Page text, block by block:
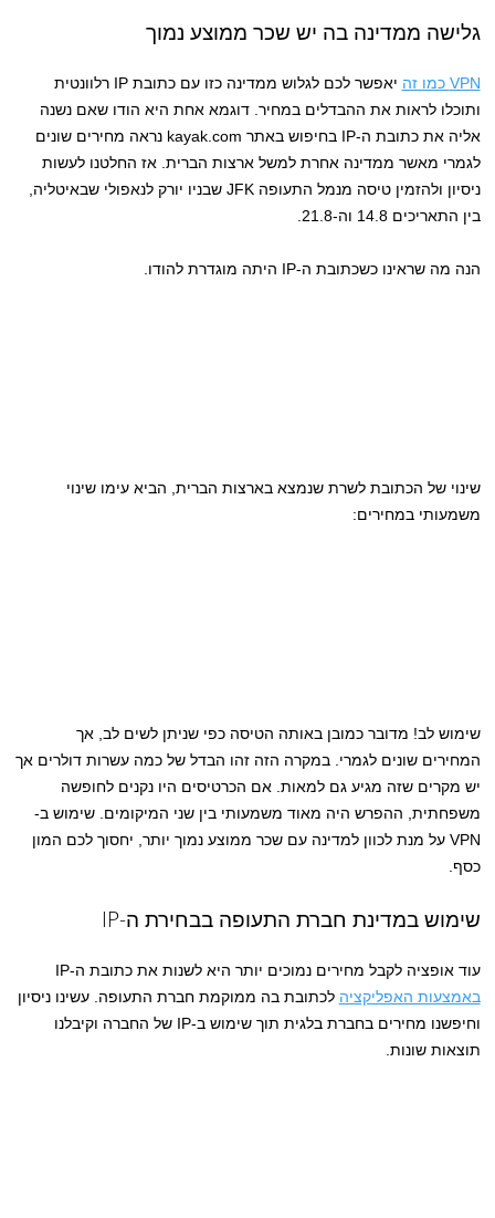
גלישה ממדינה בה יש שכר ממוצע נמוך
VPN כמו זה
יאפשר לכם לגלוש ממדינה כזו עם כתובת IP רלוונטית
ותוכלו לראות את ההבדלים במחיר. דוגמא אחת היא הודו שאם נשנה
אליה את כתובת ה-IP בחיפוש באתר kayak.com נראה מחירים שונים
לגמרי מאשר ממדינה אחרת למשל ארצות הברית. אז החלטנו לעשות
ניסיון ולהזמין טיסה מנמל התעופה JFK שבניו יורק לנאפולי שבאיטליה,
בין התאריכים 14.8 וה-21.8.
הנה מה שראינו כשכתובת ה-IP היתה מוגדרת להודו.
שינוי של הכתובת לשרת שנמצא בארצות הברית, הביא עימו שינוי
משמעותי במחירים:
שימוש לב! מדובר כמובן באותה הטיסה כפי שניתן לשים לב, אך
המחירים שונים לגמרי. במקרה הזה זהו הבדל של כמה עשרות דולרים אך
יש מקרים שזה מגיע גם למאות. אם הכרטיסים היו נקנים לחופשה
משפחתית, ההפרש היה מאוד משמעותי בין שני המיקומים. שימוש ב-
VPN על מנת לכוון למדינה עם שכר ממוצע נמוך יותר, יחסוך לכם המון
כסף.
שימוש במדינת חברת התעופה בבחירת ה-IP
עוד אופציה לקבל מחירים נמוכים יותר היא לשנות את כתובת ה-IP
באמצעות האפליקציה לכתובת בה ממוקמת חברת התעופה. עשינו ניסיון
וחיפשנו מחירים בחברת בלגית תוך שימוש ב-IP של החברה וקיבלנו
תוצאות שונות.